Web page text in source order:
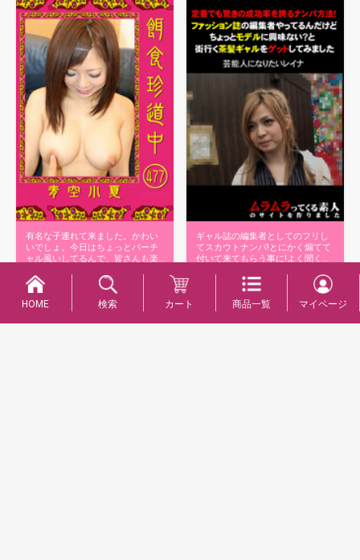
有名な子連れて来ました。かわい
いでしょ。今日はちょっとバーチ
ャル風いしてるんで、皆さんも楽
商品詳細へ
ギャル誌の編集者としてのフリし
てスカウトナンパ!とにかく煽てて
付いて来てもらう事に!よく聞く定
商品詳細へ
HOME 検索 カート 商品一覧 マイページ